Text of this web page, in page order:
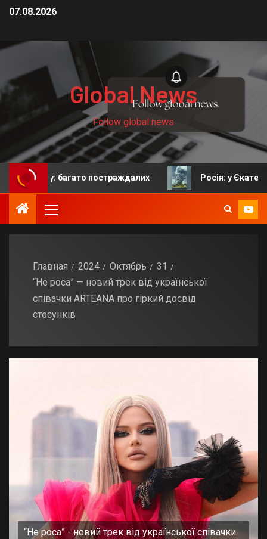
07.08.2026
Global News
Follow global news
багато постраждалих Росія: у Єкатеринбурзі
Главная 2024 Октябрь
31
“Не роса” — новий трек від української
співачки ARTEANA про гіркий досвід
стосунків
“Не роса” - новий трек від української співачки